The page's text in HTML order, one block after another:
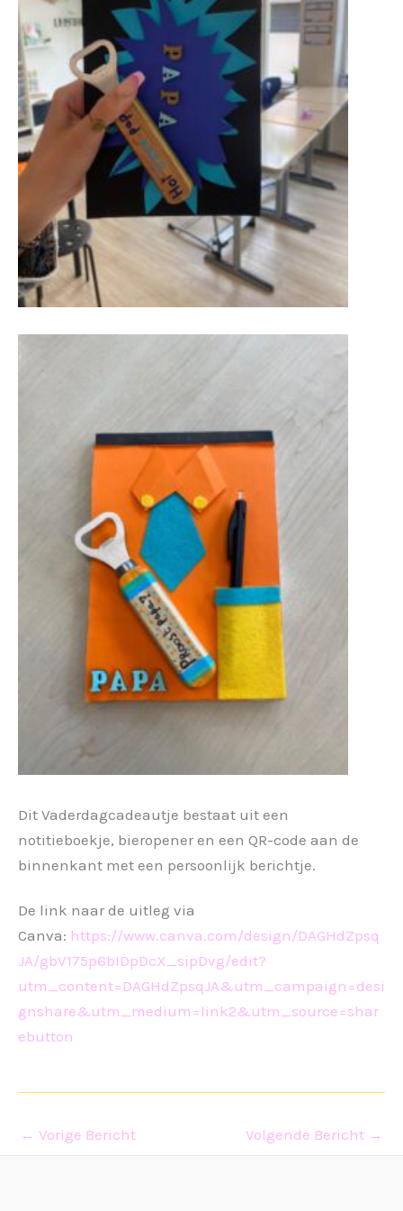
Dit Vaderdagcadeautje bestaat uit een
notitieboekje, bieropener en een QR-code aan de
binnenkant met een persoonlijk berichtje.
De link naar de uitleg via
Canva: https://www.canva.com/design/DAGHdZpsq
JA/gbV175p6bIDpDcX_sipDvg/edit?
utm_content=DAGHdZpsqJA&utm_campaign=desi
gnshare&utm_medium=link2&utm_source=shar
ebutton
← Vorige Bericht Volgende Bericht →